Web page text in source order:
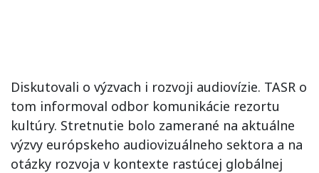
Diskutovali o výzvach i rozvoji audiovízie. TASR o
tom informoval odbor komunikácie rezortu
kultúry. Stretnutie bolo zamerané na aktuálne
výzvy európskeho audiovizuálneho sektora a na
otázky rozvoja v kontexte rastúcej globálnej